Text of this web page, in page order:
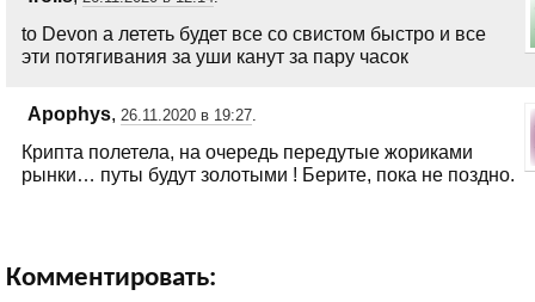
to Devon а лететь будет все со свистом быстро и все
эти потягивания за уши канут за пару часок
Apophys, 26.11.2020 в 19:27.
Крипта полетела, на очередь передутые жориками
рынки… путы будут золотыми ! Берите, пока не поздно.
Комментировать: